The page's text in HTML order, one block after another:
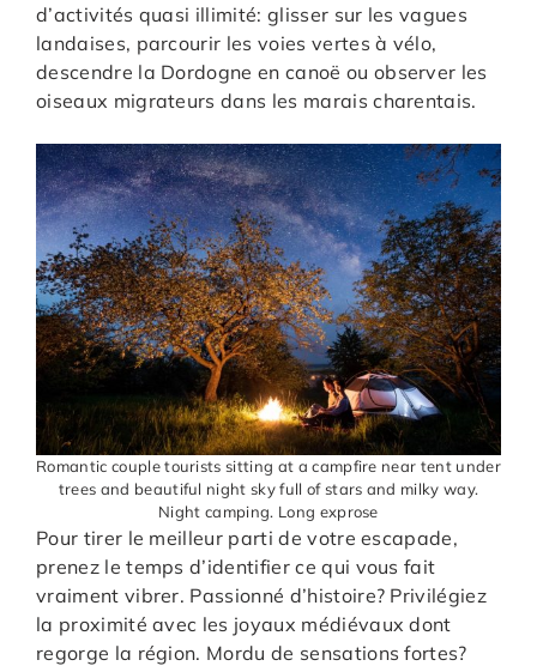
d’activités quasi illimité: glisser sur les vagues
landaises, parcourir les voies vertes à vélo,
descendre la Dordogne en canoë ou observer les
oiseaux migrateurs dans les marais charentais.
Romantic couple tourists sitting at a campfire near tent under
trees and beautiful night sky full of stars and milky way.
Night camping. Long exprose
Pour tirer le meilleur parti de votre escapade,
prenez le temps d’identifier ce qui vous fait
vraiment vibrer. Passionné d’histoire? Privilégiez
la proximité avec les joyaux médiévaux dont
regorge la région. Mordu de sensations fortes?